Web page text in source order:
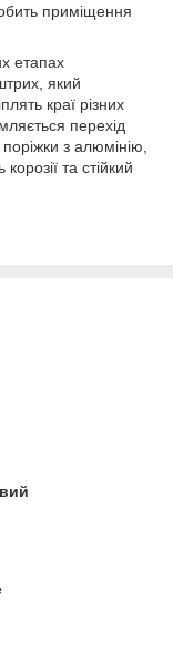
приміщення
етапах
який
краї різних
перехід
з алюмінію,
та стійкий